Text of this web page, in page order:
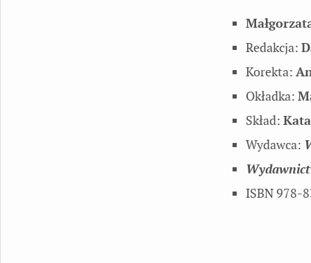
Redakcja:
Korekta:
Okładka:
Skład:
Wydawca:
ISBN 978-